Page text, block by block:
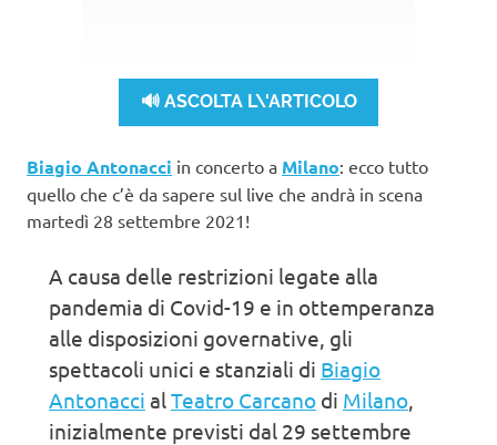
🔊 ASCOLTA L\'ARTICOLO
Biagio Antonacci in concerto a Milano: ecco tutto
quello che c’è da sapere sul live che andrà in scena
martedì 28 settembre 2021!
A causa delle restrizioni legate alla
pandemia di Covid-19 e in ottemperanza
alle disposizioni governative, gli
spettacoli unici e stanziali di Biagio
Antonacci alTeatro Carcano di Milano,
inizialmente previsti dal 29 settembre